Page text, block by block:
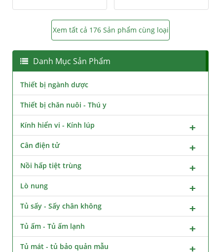
Xem tất cả 176 Sản phẩm cùng loại
Danh Mục Sản Phẩm
Thiết bị ngành dược
Thiết bị chăn nuôi - Thú y
Kính hiển vi - Kính lúp
Cân điện tử
Nồi hấp tiệt trùng
Lò nung
Tủ sấy - Sấy chân không
Tủ ấm - Tủ ấm lạnh
Tủ mát - tủ bảo quản mẫu